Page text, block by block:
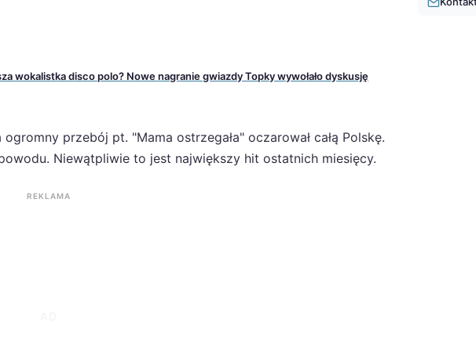
wokalistka disco polo? Nowe nagranie gwiazdy Topky wywołało dyskusję
przebój pt. "Mama ostrzegała" oczarował całą Polskę.
Niewątpliwie to jest największy hit ostatnich miesięcy.
REKLAMA